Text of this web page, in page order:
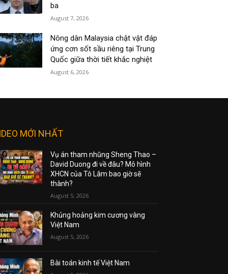
ba
August 7, 2026
Nông dân Malaysia chật vật đáp
ứng cơn sốt sầu riêng tại Trung
Quốc giữa thời tiết khắc nghiệt
August 6, 2026
MỚI NHẤT
Vụ án tham nhũng Sheng Thao –
David Duong đi về đâu? Mô hình
XHCN của Tô Lâm bao giờ sẽ
thành?
August 5, 2026
Khủng hoảng kim cương vàng
Việt Nam
August 5, 2026
Bài toán kinh tế Việt Nam